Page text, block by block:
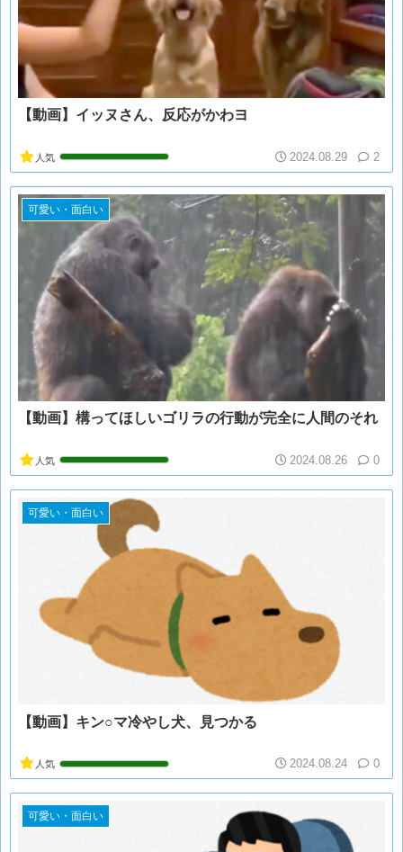
【動画】イッヌさん、反応がかわヨ
人気 2024.08.29 2
可愛い・面白い
【動画】構ってほしいゴリラの行動が完全に人間のそれ
人気 2024.08.26 0
可愛い・面白い
【動画】キン○マ冷やし犬、見つかる
人気 2024.08.24 0
可愛い・面白い